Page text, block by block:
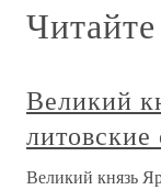
Великий
литовские
Великий князь